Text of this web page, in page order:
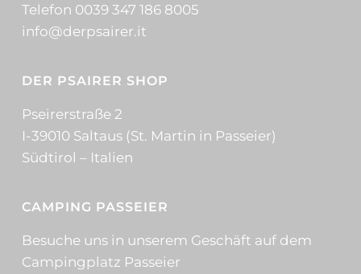
Telefon 0039 347 186 8005
info@derpsairer.it
DER PSAIRER SHOP
Pseirerstraße 2
I-39010 Saltaus (St. Martin in Passeier)
Südtirol – Italien
CAMPING PASSEIER
Besuche uns in unserem Geschäft auf dem
Campingplatz Passeier